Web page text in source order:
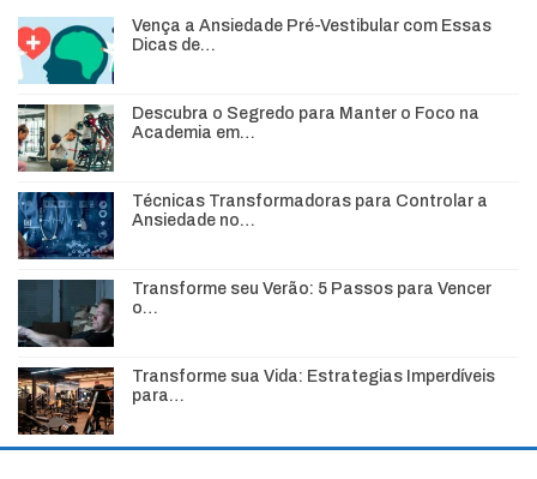
Vença a Ansiedade Pré-Vestibular com Essas
Dicas de…
Descubra o Segredo para Manter o Foco na
Academia em…
Técnicas Transformadoras para Controlar a
Ansiedade no…
Transforme seu Verão: 5 Passos para Vencer
o…
Transforme sua Vida: Estrategias Imperdíveis
para…